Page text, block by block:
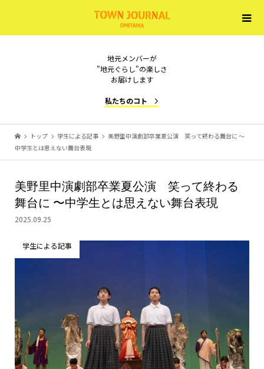
地元メンバーが
"地元ぐらし"の楽しさ
お届けします
私たちのコト
トップ 学生による記事
美野里中演劇部卒業夏公演 笑って終わる舞台に 〜
中学生とは思えない舞台表現
美野里中演劇部卒業夏公演 笑って終わる
舞台に 〜中学生とは思えない舞台表現
2025.09.25
学生による記事